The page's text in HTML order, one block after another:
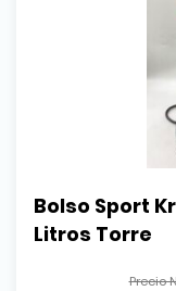
Bolso Sport
Litros Torre